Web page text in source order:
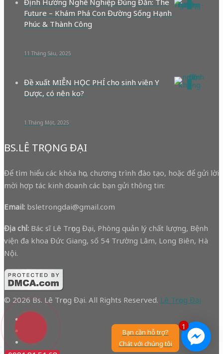
0
Định Hướng Nghề Nghiệp Đúng Đắn: The
Future – Khám Phá Con Đường Sống Hạnh
Phúc & Thành Công
11 Tháng Sáu, 2025
Đề xuất MIỄN HỌC PHÍ cho sinh viên Y
Dược, có nên ko?
1 Tháng Một, 2025
BS.LÊ TRỌNG ĐẠI
Để tìm hiểu các khóa học, chương trình đào tạo, hoặc để gửi lời
mời hợp tác kinh doanh các bạn gửi thông tin:
Email: bsletrongdai@gmail.com
Địa chỉ: Bác sĩ Lê Trọng Đại, Phòng quản lý chất lượng, Bệnh
viện đa khoa Đức Giang, số 54 Trường Lâm, Long Biên, Hà
Nội.
© 2026 Bs. Lê Trọng Đại. All Rights Reserved. Lê Trọng Đại
1
Bạn cần hỗ trợ?
Chát với chúng tôi